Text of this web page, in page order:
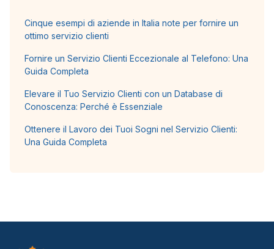
Cinque esempi di aziende in Italia note per fornire un
ottimo servizio clienti
Fornire un Servizio Clienti Eccezionale al Telefono: Una
Guida Completa
Elevare il Tuo Servizio Clienti con un Database di
Conoscenza: Perché è Essenziale
Ottenere il Lavoro dei Tuoi Sogni nel Servizio Clienti:
Una Guida Completa